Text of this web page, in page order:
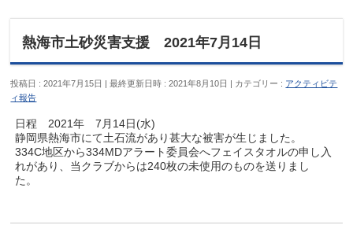
熱海市土砂災害支援 2021年7月14日
投稿日 : 2021年7月15日 最終更新日時 : 2021年8月10日 カテゴリー : アクティビテ
ィ報告
日程 2021年 7月14日(水)
静岡県熱海市にて土石流があり甚大な被害が生じました。
334C地区から334MDアラート委員会へフェイスタオルの申し入
れがあり、当クラブからは240枚の未使用のものを送りまし
た。